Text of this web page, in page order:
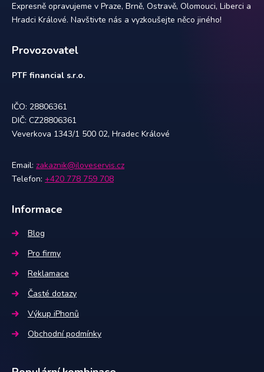
Expresně opravujeme v Praze, Brně, Ostravě, Olomouci, Liberci a
Hradci Králové. Navštivte nás a vyzkoušejte něco jiného!
Provozovatel
PTF financial s.r.o.
IČO: 28806361
DIČ: CZ28806361
Veverkova 1343/1 500 02, Hradec Králové
Email: zakaznik@iloveservis.cz
Telefon: +420 778 759 708
Informace
Blog
Pro firmy
Reklamace
Časté dotazy
Výkup iPhonů
Obchodní podmínky